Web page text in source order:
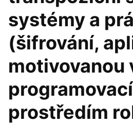
systémy a
(šifrování,
motivovanou
prostředím